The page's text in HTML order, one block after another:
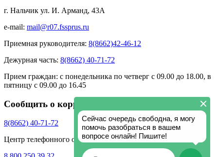
г. Нальчик ул. И. Арманд, 43А
e-mail: mail@r07.fssprus.ru
Приемная руководителя: 8(8662)42-46-12
Дежурная часть: 8(8662) 40-71-72
Прием граждан: с понедельника по четверг с 09.00 до 18.00, в
пятницу с 09.00 до 16.45
Сообщить о коррупции
8(8662) 40-71-72
Центр телефонного обслуживания ФССП России